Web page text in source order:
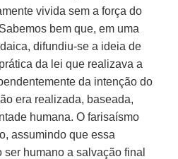
vivida sem a força do
bem que, em uma
difundiu-se a ideia de
da lei que realizava a
da intenção do
era realizada, baseada,
humana. O farisaísmo
assumindo que essa
humano a salvação final